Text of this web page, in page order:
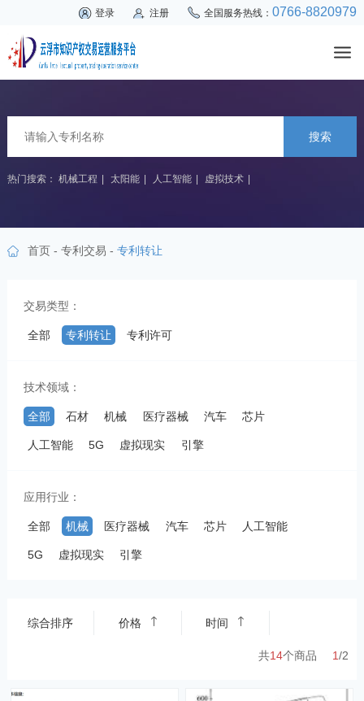
登录 注册 全国服务热线：0766-8820979
搜索
热门搜索： 机械工程 太阳能 人工智能 虚拟技术
首页- 专利交易 - 专利转让
交易类型：
全部 专利转让 专利许可
技术领域：
全部 石材 机械 医疗器械 汽车 芯片
人工智能 5G 虚拟现实 引擎
应用行业：
全部 机械 医疗器械 汽车 芯片 人工智能
5G 虚拟现实 引擎
综合排序 价格 时间
共14个商品 1/2